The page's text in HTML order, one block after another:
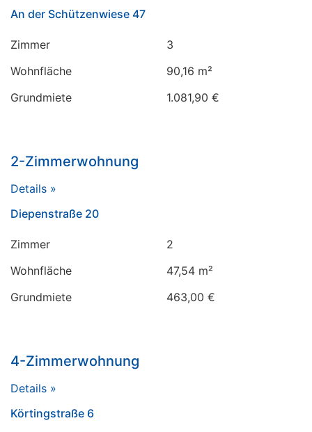
An der Schützenwiese 47
Zimmer
3
Wohnfläche
90,16 m²
Grundmiete
1.081,90 €
2-Zimmerwohnung
Details »
Diepenstraße 20
Zimmer
2
Wohnfläche
47,54 m²
Grundmiete
463,00 €
4-Zimmerwohnung
Details »
Körtingstraße 6